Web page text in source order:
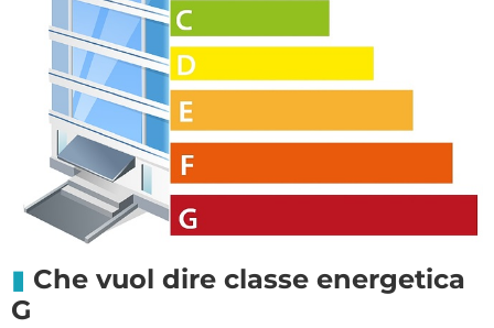
Che vuol dire classe energetica
G